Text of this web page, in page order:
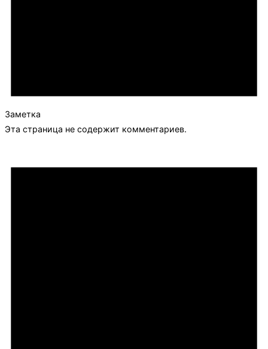
Заметка
Эта страница не содержит комментариев.